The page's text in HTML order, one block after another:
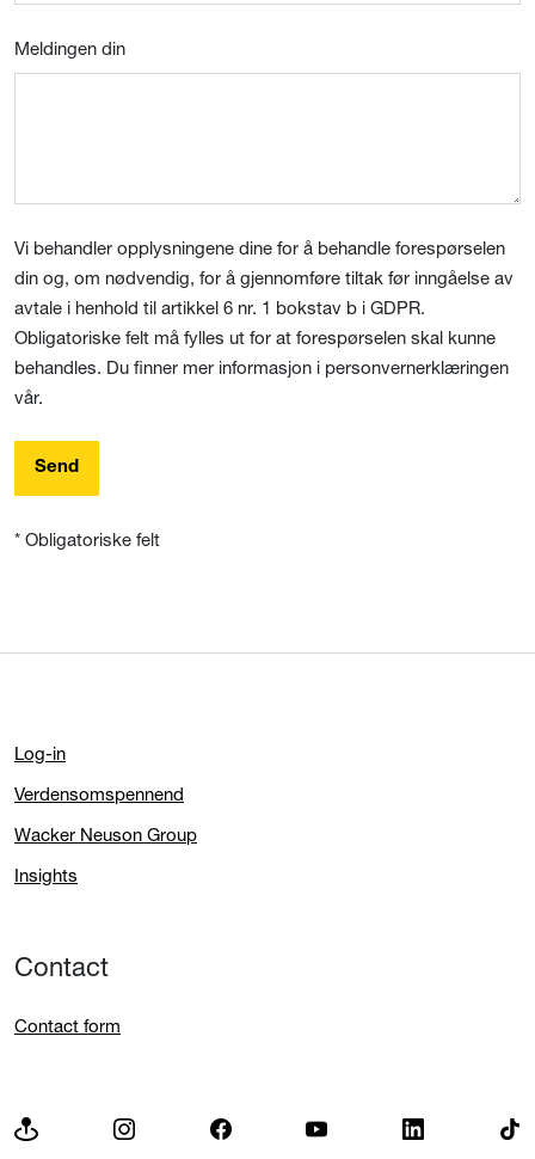
Meldingen din
Vi behandler opplysningene dine for å behandle forespørselen
din og, om nødvendig, for å gjennomføre tiltak før inngåelse av
avtale i henhold til artikkel 6 nr. 1 bokstav b i GDPR.
Obligatoriske felt må fylles ut for at forespørselen skal kunne
behandles. Du finner mer informasjon i personvernerklæringen
vår.
Send
* Obligatoriske felt
Log-in
Verdensomspennend
Wacker Neuson Group
Insights
Contact
Contact form